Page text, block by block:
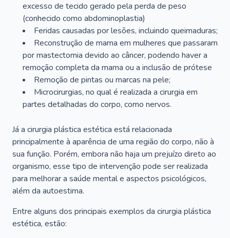
excesso de tecido gerado pela perda de peso
(conhecido como abdominoplastia)
Feridas causadas por lesões, incluindo queimaduras;
Reconstrução de mama em mulheres que passaram
por mastectomia devido ao câncer, podendo haver a
remoção completa da mama ou a inclusão de prótese
Remoção de pintas ou marcas na pele;
Microcirurgias, no qual é realizada a cirurgia em
partes detalhadas do corpo, como nervos.
Já a cirurgia plástica estética está relacionada
principalmente à aparência de uma região do corpo, não à
sua função. Porém, embora não haja um prejuízo direto ao
organismo, esse tipo de intervenção pode ser realizada
para melhorar a saúde mental e aspectos psicológicos,
além da autoestima.
Entre alguns dos principais exemplos da cirurgia plástica
estética, estão: